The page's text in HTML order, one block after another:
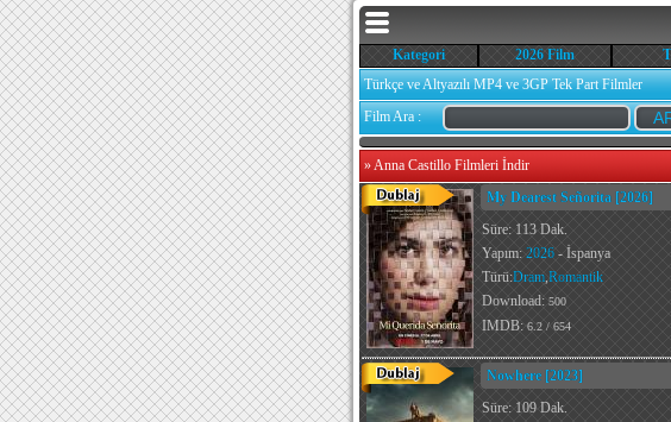
Kategori 2026 Film
Türkçe ve Altyazılı MP4 ve 3GP Tek Part Filmler
Film Ara :
»Anna Castillo Filmleri İndir
My Dearest Señorita [2026]
Süre: 113 Dak.
Yapım: 2026 - İspanya
Türü:Dram,Romantik
Download: 500
IMDB: 6.2 / 654
Nowhere [2023]
Süre: 109 Dak.